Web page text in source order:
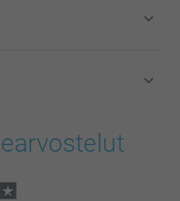
arvonlisäveron ja